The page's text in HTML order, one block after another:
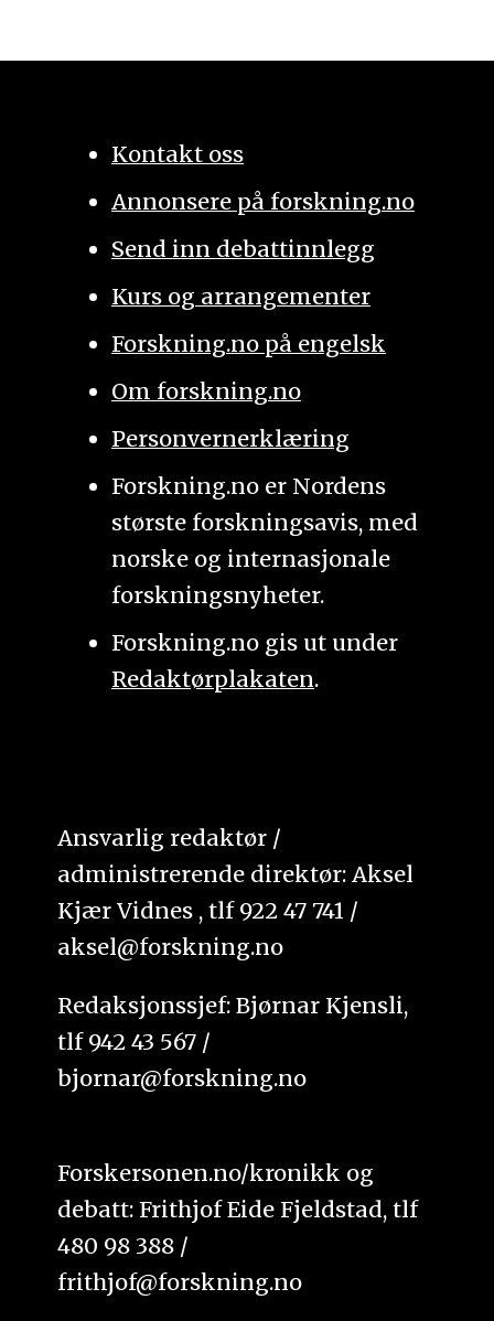
Kontakt oss
Annonsere på forskning.no
Send inn debattinnlegg
Kurs og arrangementer
Forskning.no på engelsk
Om forskning.no
Personvernerklæring
Forskning.no er Nordens
største forskningsavis, med
norske og internasjonale
forskningsnyheter.
Forskning.no gis ut under
Redaktørplakaten.
Ansvarlig redaktør /
administrerende direktør: Aksel
Kjær Vidnes , tlf 922 47 741 /
aksel@forskning.no
Redaksjonssjef: Bjørnar Kjensli,
tlf 942 43 567 /
bjornar@forskning.no
Forskersonen.no/kronikk og
debatt: Frithjof Eide Fjeldstad, tlf
480 98 388 /
frithjof@forskning.no